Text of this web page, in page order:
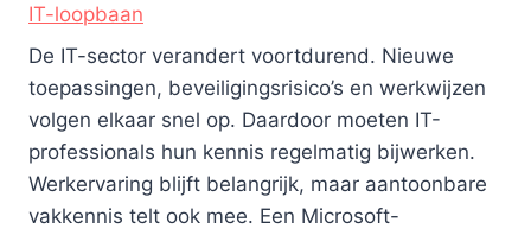
IT-loopbaan
De IT-sector verandert voortdurend. Nieuwe
toepassingen, beveiligingsrisico’s en werkwijzen
volgen elkaar snel op. Daardoor moeten IT-
professionals hun kennis regelmatig bijwerken.
Werkervaring blijft belangrijk, maar aantoonbare
vakkennis telt ook mee. Een Microsoft-